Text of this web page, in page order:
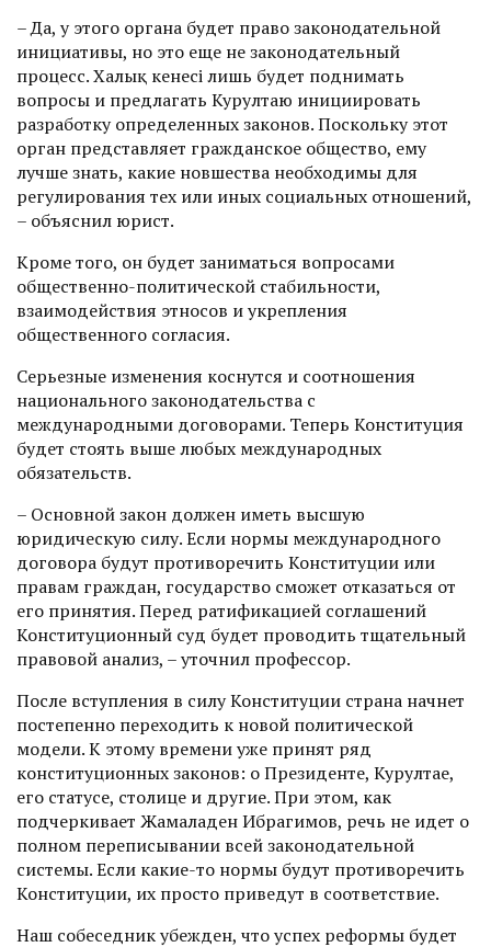
– Да, у этого органа будет право законодательной
инициативы, но это еще не законодательный
процесс. Халық кенесі лишь будет поднимать
вопросы и предлагать Курултаю инициировать
разработку определенных законов. Поскольку этот
орган представляет гражданское общество, ему
лучше знать, какие новшества необходимы для
регулирования тех или иных социальных отношений,
– объяснил юрист.
Кроме того, он будет заниматься вопросами
общественно-политической стабильности,
взаимодействия этносов и укрепления
общественного согласия.
Серьезные изменения коснутся и соотношения
национального законодательства с
международными договорами. Теперь Конституция
будет стоять выше любых международных
обязательств.
– Основной закон должен иметь высшую
юридическую силу. Если нормы международного
договора будут противоречить Конституции или
правам граждан, государство сможет отказаться от
его принятия. Перед ратификацией соглашений
Конституционный суд будет проводить тщательный
правовой анализ, – уточнил профессор.
После вступления в силу Конс­титуции страна начнет
постепенно переходить к новой политической
модели. К этому времени уже принят ряд
конституционных законов: о Президенте, Курултае,
его статусе, столице и другие. При этом, как
подчеркивает Жамаладен Ибрагимов, речь не идет о
полном переписывании всей законодательной
системы. Если какие-то нормы будут противоречить
Конституции, их просто приведут в соответствие.
Наш собеседник убежден, что успех реформы будет